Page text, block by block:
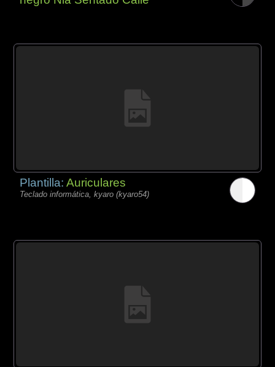
Plantilla:Auriculares
Teclado informática, kyaro (kyaro54)